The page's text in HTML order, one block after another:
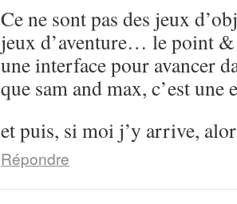
Ce ne sont pas des jeux
jeux d’aventure… le point
une interface pour avancer
que sam and max, c’est
et puis, si moi j’y arrive,
Répondre